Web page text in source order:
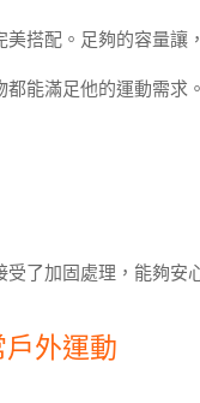
搭配。足夠的容量讓
能滿足他的運動需求。
了加固處理，能夠安
外運動